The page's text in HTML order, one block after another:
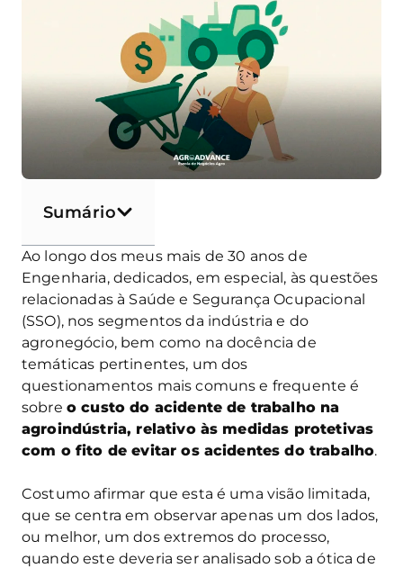
Sumário
Ao longo dos meus mais de 30 anos de
Engenharia, dedicados, em especial, às questões
relacionadas à Saúde e Segurança Ocupacional
(SSO), nos segmentos da indústria e do
agronegócio, bem como na docência de
temáticas pertinentes, um dos
questionamentos mais comuns e frequente é
sobre o custo do acidente de trabalho na
agroindústria, relativo às medidas protetivas
com o fito de evitar os acidentes do trabalho.
Costumo afirmar que esta é uma visão limitada,
que se centra em observar apenas um dos lados,
ou melhor, um dos extremos do processo,
quando este deveria ser analisado sob a ótica de